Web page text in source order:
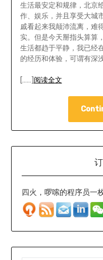
生活最安定和规律，北京
作、娱乐，并且享受大城
戚看起来我颠沛流离，难
实。但是今天掰指头算算
生活都趋于平静，我已经
的经历和体验，可谓有深
[……] 阅读全文
四火，啰嗦的程序员一